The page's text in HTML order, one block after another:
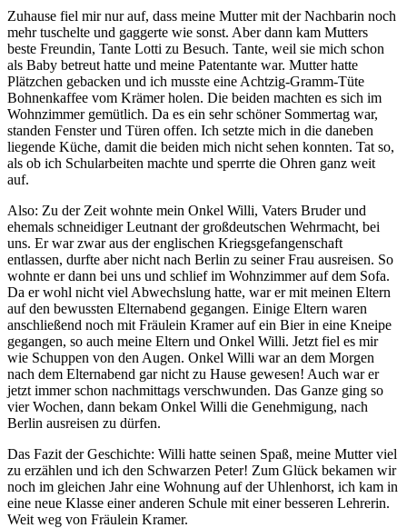
Zuhause fiel mir nur auf, dass meine Mutter mit der Nachbarin noch
mehr tuschelte und gaggerte wie sonst. Aber dann kam Mutters
beste Freundin, Tante Lotti zu Besuch. Tante, weil sie mich schon
als Baby betreut hatte und meine Patentante war. Mutter hatte
Plätzchen gebacken und ich musste eine Achtzig-Gramm-Tüte
Bohnenkaffee vom Krämer holen. Die beiden machten es sich im
Wohnzimmer gemütlich. Da es ein sehr schöner Sommertag war,
standen Fenster und Türen offen. Ich setzte mich in die daneben
liegende Küche, damit die beiden mich nicht sehen konnten. Tat so,
als ob ich Schularbeiten machte und sperrte die Ohren ganz weit
auf.
Also: Zu der Zeit wohnte mein Onkel Willi, Vaters Bruder und
ehemals schneidiger Leutnant der großdeutschen Wehrmacht, bei
uns. Er war zwar aus der englischen Kriegsgefangenschaft
entlassen, durfte aber nicht nach Berlin zu seiner Frau ausreisen. So
wohnte er dann bei uns und schlief im Wohnzimmer auf dem Sofa.
Da er wohl nicht viel Abwechslung hatte, war er mit meinen Eltern
auf den bewussten Elternabend gegangen. Einige Eltern waren
anschließend noch mit Fräulein Kramer auf ein Bier in eine Kneipe
gegangen, so auch meine Eltern und Onkel Willi. Jetzt fiel es mir
wie Schuppen von den Augen. Onkel Willi war an dem Morgen
nach dem Elternabend gar nicht zu Hause gewesen! Auch war er
jetzt immer schon nachmittags verschwunden. Das Ganze ging so
vier Wochen, dann bekam Onkel Willi die Genehmigung, nach
Berlin ausreisen zu dürfen.
Das Fazit der Geschichte: Willi hatte seinen Spaß, meine Mutter viel
zu erzählen und ich den Schwarzen Peter! Zum Glück bekamen wir
noch im gleichen Jahr eine Wohnung auf der Uhlenhorst, ich kam in
eine neue Klasse einer anderen Schule mit einer besseren Lehrerin.
Weit weg von Fräulein Kramer.